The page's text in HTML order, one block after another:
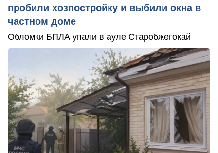
пробили хозпостройку и выбили окна в
частном доме
Обломки БПЛА упали в ауле Старобжегокай